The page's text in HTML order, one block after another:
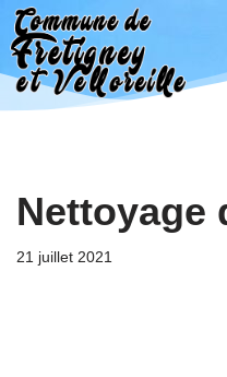
Aller
au
contenu
Nettoyage
21 juillet 2021